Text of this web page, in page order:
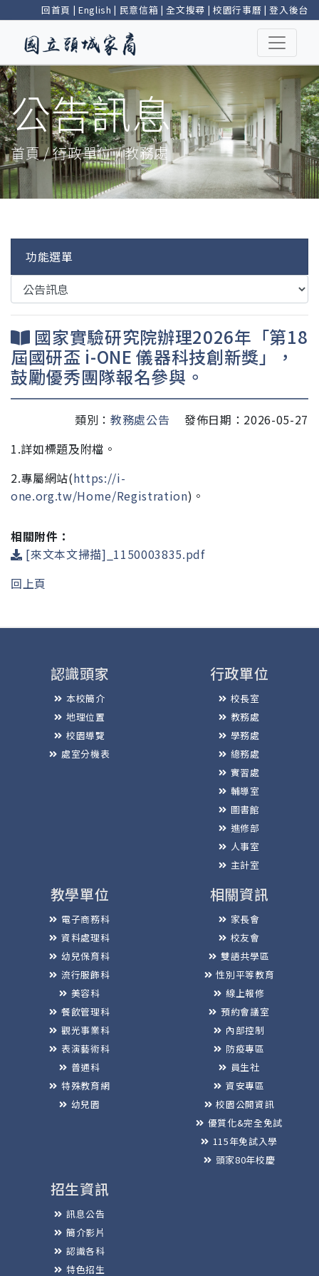
回首頁 | English | 民意信箱 |全文搜尋 | 校園行事曆 |登入後台
公告訊息
首頁 / 行政單位 / 教務處
功能選單
國家實驗研究院辦理2026年「第18
屆國研盃 i-ONE 儀器科技創新獎」，
鼓勵優秀團隊報名參與。
類別： 教務處公告
發佈日期：2026-05-27
1.詳如標題及附檔。
2.專屬網站(https://i-
one.org.tw/Home/Registration)。
相關附件：
[來文本文掃描]_1150003835.pdf
回上頁
認識頭家
本校簡介
地理位置
校園導覽
處室分機表
行政單位
校長室
教務處
學務處
總務處
實習處
輔導室
圖書館
進修部
人事室
主計室
教學單位
電子商務科
資料處理科
幼兒保育科
流行服飾科
美容科
餐飲管理科
觀光事業科
表演藝術科
普通科
特殊教育網
幼兒園
相關資訊
家長會
校友會
雙語共學區
性別平等教育
線上報修
預約會議室
內部控制
防疫專區
員生社
資安專區
校園公開資訊
優質化&完全免試
115年免試入學
頭家80年校慶
招生資訊
訊息公告
簡介影片
認識各科
特色招生